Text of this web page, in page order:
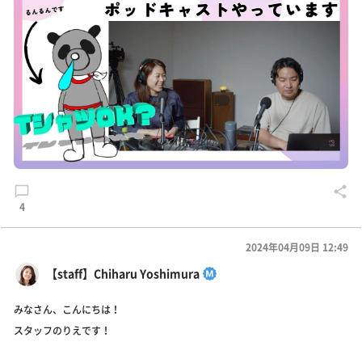
4
【staff】Chiharu Yoshimura
2024年04月09日 12:49
みなさん、こんにちは！
スタッフのりえです！